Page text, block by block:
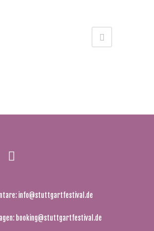
info@stuttgartfestival.de
booking@stuttgartfestival.de